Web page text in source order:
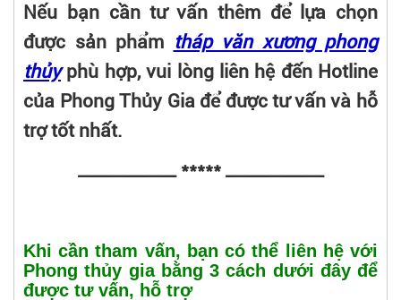
Nếu bạn cần tư vấn thêm để lựa chọn
được sản phẩm tháp văn xương phong
thủyphù hợp, vui lòng liên hệ đến Hotline
của Phong Thủy Gia để được tư vấn và hỗ
trợ tốt nhất.
___________ ***** ___________
Khi cần tham vấn, bạn có thể liên hệ với
Phong thủy gia bằng 3 cách dưới đây để
được tư vấn, hỗ trợ